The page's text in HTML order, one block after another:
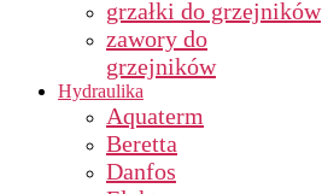
grzałki do grzejników
zawory do
grzejników
Hydraulika
Aquaterm
Beretta
Danfos